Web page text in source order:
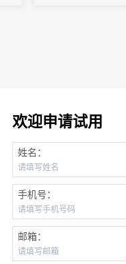
欢迎申请试用
姓名：
手机号：
邮箱：